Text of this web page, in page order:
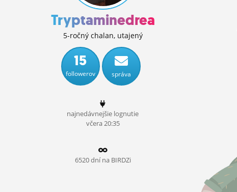
FÓRUM
STATUSY
BLOGY
OBRÁZKY
MÔJ PROFIL
ROLETA
Tryptaminedream
5-ročný chalan, utajený
15
followerov správa
najnedávnejšie lognutie
včera 20:35
6520 dní na BIRDZi